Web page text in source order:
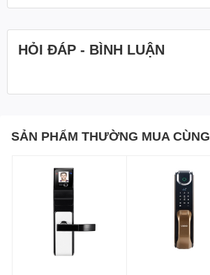
HỎI ĐÁP - BÌNH LUẬN
SẢN PHẨM THƯỜNG MUA CÙNG